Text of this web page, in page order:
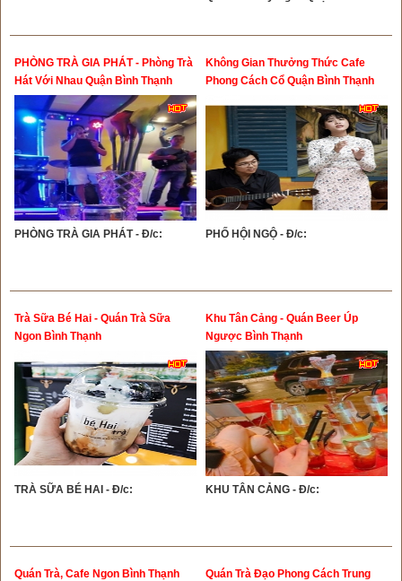
PHÒNG TRÀ GIA PHÁT - Phòng Trà
Hát Với Nhau Quận Bình Thạnh
PHÒNG TRÀ GIA PHÁT - Đ/c:
Không Gian Thưởng Thức Cafe
Phong Cách Cổ Quận Bình Thạnh
PHỐ HỘI NGỘ - Đ/c:
Trà Sữa Bé Hai - Quán Trà Sữa
Ngon Bình Thạnh
TRÀ SỮA BÉ HAI - Đ/c:
Khu Tân Cảng - Quán Beer Úp
Ngược Bình Thạnh
KHU TÂN CẢNG - Đ/c:
Quán Trà, Cafe Ngon Bình Thạnh
Quán Trà Đạo Phong Cách Trung